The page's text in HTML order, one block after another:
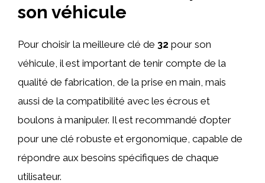
son véhicule
Pour choisir la meilleure clé de 32 pour son
véhicule, il est important de tenir compte de la
qualité de fabrication, de la prise en main, mais
aussi de la compatibilité avec les écrous et
boulons à manipuler. Il est recommandé d’opter
pour une clé robuste et ergonomique, capable de
répondre aux besoins spécifiques de chaque
utilisateur.